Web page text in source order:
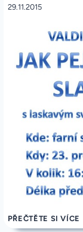
29.11.2015
PŘEČTĚTE SI VÍCE